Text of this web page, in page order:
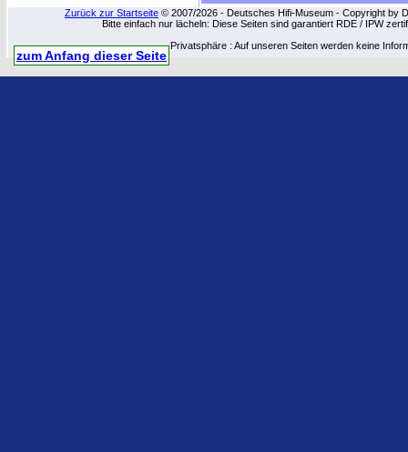
Zurück zur Startseite © 2007/2026 - Deutsches Hifi-Museum - Copyright by
Bitte einfach nur lächeln: Diese Seiten sind garantiert RDE / IPW
Privatsphäre : Auf unseren Seiten werden keine
zum Anfang dieser Seite